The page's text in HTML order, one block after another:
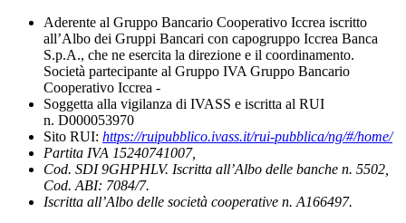
Aderente al Gruppo Bancario Cooperativo Iccrea iscritto
all’Albo dei Gruppi Bancari con capogruppo Iccrea Banca
S.p.A., che ne esercita la direzione e il coordinamento.
Società partecipante al Gruppo IVA Gruppo Bancario
Cooperativo Iccrea -
Soggetta alla vigilanza di IVASS e iscritta al RUI
n. D000053970
Sito RUI: https://ruipubblico.ivass.it/rui-pubblica/ng/#/home/
Partita IVA 15240741007,
Cod. SDI 9GHPHLV. Iscritta all’Albo delle banche n. 5502,
Cod. ABI: 7084/7.
Iscritta all’Albo delle società cooperative n. A166497.